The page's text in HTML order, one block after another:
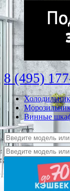
8 (495)
Винные